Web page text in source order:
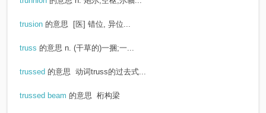
trusion 的意思 [医] 错位, 异位...
truss 的意思 n. (干草的)一捆;一...
trussed 的意思 动词truss的过去式...
trussed beam 的意思 桁构梁